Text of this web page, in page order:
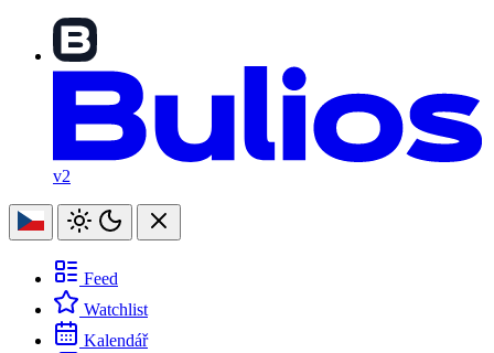
v2
Feed
Watchlist
Kalendář